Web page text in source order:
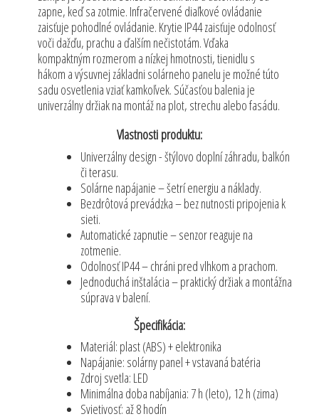
zapne, keď sa zotmie. Infračervené diaľkové ovládanie
zaisťuje pohodlné ovládanie. Krytie IP44 zaisťuje odolnosť
voči dažďu, prachu a ďalším nečistotám. Vďaka
kompaktným rozmerom a nízkej hmotnosti, tienidlu s
hákom a výsuvnej základni solárneho panelu je možné túto
sadu osvetlenia vziať kamkoľvek. Súčasťou balenia je
univerzálny držiak na montáž na plot, strechu alebo fasádu.
Vlastnosti produktu:
Univerzálny design - štýlovo doplní záhradu, balkón
či terasu.
Solárne napájanie – šetrí energiu a náklady.
Bezdrôtová prevádzka – bez nutnosti pripojenia k
sieti.
Automatické zapnutie – senzor reaguje na
zotmenie.
Odolnosť IP44 – chráni pred vlhkom a prachom.
Jednoduchá inštalácia – praktický držiak a montážna
súprava v balení.
Špecifikácia:
Materiál: plast (ABS) + elektronika
Napájanie: solárny panel + vstavaná batéria
Zdroj svetla: LED
Minimálna doba nabíjania: 7 h (leto), 12 h (zima)
Svietivosť: až 8 hodín